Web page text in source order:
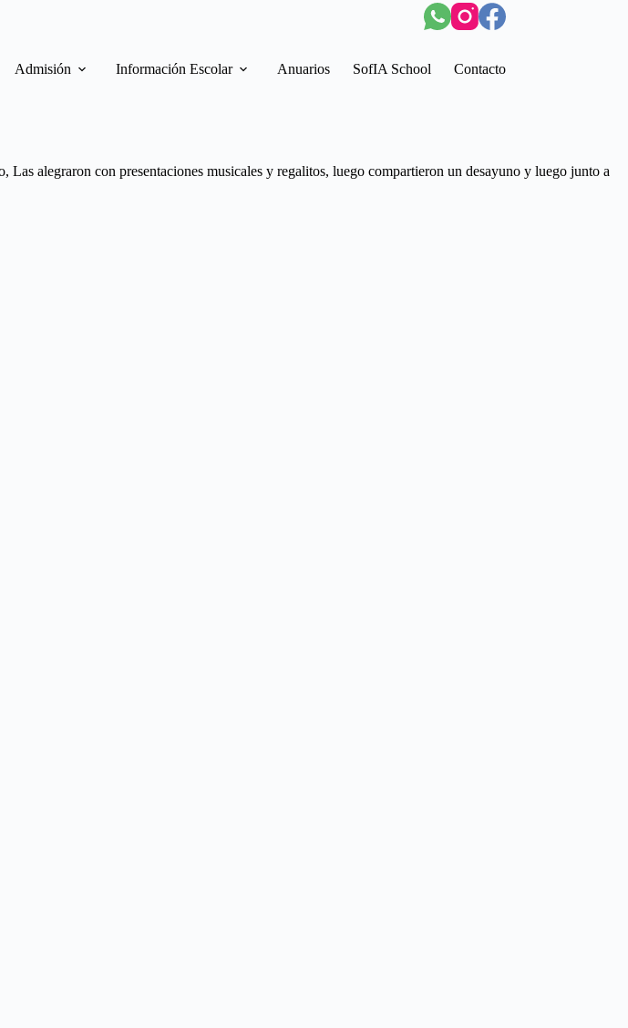
Admisión Información Escolar Anuarios SofIA School Contacto
alegraron con presentaciones musicales y regalitos, luego compartieron un desayuno y luego junto a